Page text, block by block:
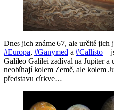
Dnes jich známe 67, ale určitě jich
#Europa, #Ganymed a #Callisto –
Galileo Galilei zadíval na Jupiter a
neobíhají kolem Země, ale kolem
představu církve…